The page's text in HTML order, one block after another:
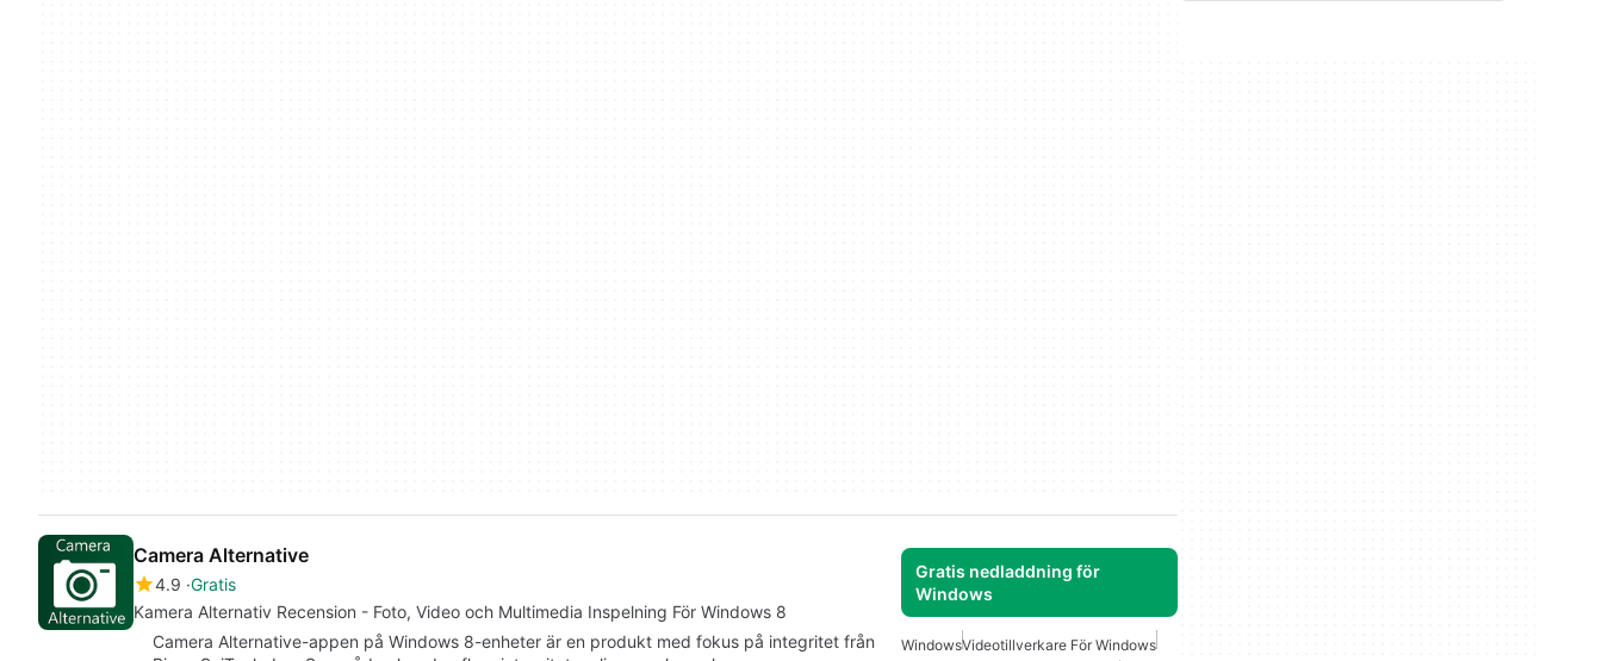
Camera Alternative
4.9 Gratis
Kamera Alternativ Recension - Foto, Video och Multimedia Inspelning För Windows 8
Gratis nedladdning för
Windows
Camera Alternative-appen på Windows 8-enheter är en produkt med fokus på integritet från
WindowsVideotillverkare För Windows